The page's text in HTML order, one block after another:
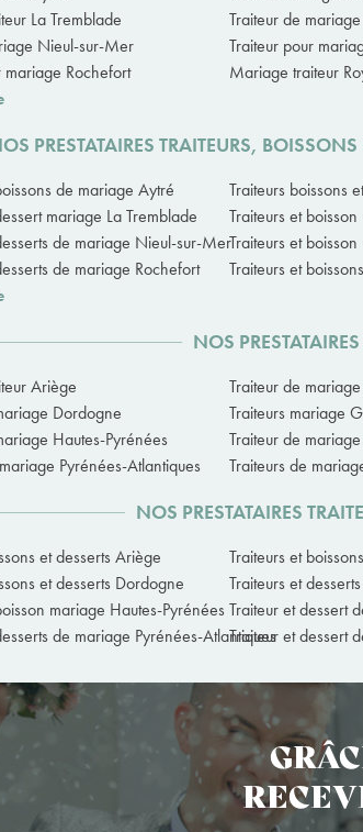
La Tremblade
Traiteur de
Nieul-sur-Mer
Traiteur pour
mariage Rochefort
Mariage traiteur
PRESTATAIRES TRAITEURS,
de mariage Aytré Traiteurs boissons
mariage La Tremblade
Traiteurs et
de mariage Nieul-sur-MerTraiteurs et
de mariage Rochefort
Traiteurs et
NOS
Ariège Traiteur de
Dordogne
Traiteurs mariage
Hautes-Pyrénées
Traiteur de
Pyrénées-Atlantiques
Traiteurs de
NOS PRESTATAIRES
et desserts Ariège Traiteurs et
et desserts Dordogne
Traiteurs et
mariage Hautes-Pyrénées Traiteur et dessert
de mariage Pyrénées-AtlantiquesTraiteur et dessert